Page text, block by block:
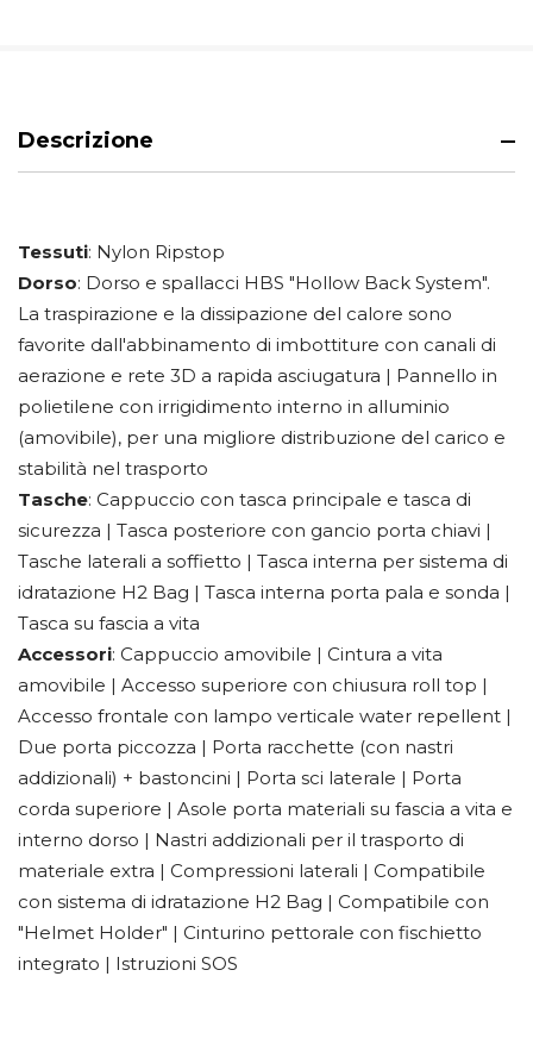
Descrizione
Tessuti: Nylon Ripstop
Dorso: Dorso e spallacci HBS "Hollow Back System".
La traspirazione e la dissipazione del calore sono
favorite dall'abbinamento di imbottiture con canali di
aerazione e rete 3D a rapida asciugatura | Pannello in
polietilene con irrigidimento interno in alluminio
(amovibile), per una migliore distribuzione del carico e
stabilità nel trasporto
Tasche: Cappuccio con tasca principale e tasca di
sicurezza | Tasca posteriore con gancio porta chiavi |
Tasche laterali a soffietto | Tasca interna per sistema di
idratazione H2 Bag | Tasca interna porta pala e sonda |
Tasca su fascia a vita
Accessori: Cappuccio amovibile | Cintura a vita
amovibile | Accesso superiore con chiusura roll top |
Accesso frontale con lampo verticale water repellent |
Due porta piccozza | Porta racchette (con nastri
addizionali) + bastoncini | Porta sci laterale | Porta
corda superiore | Asole porta materiali su fascia a vita e
interno dorso | Nastri addizionali per il trasporto di
materiale extra | Compressioni laterali | Compatibile
con sistema di idratazione H2 Bag | Compatibile con
"Helmet Holder" | Cinturino pettorale con fischietto
integrato | Istruzioni SOS